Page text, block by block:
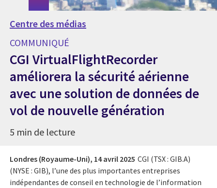
Centre des médias
COMMUNIQUÉ
CGI VirtualFlightRecorder
améliorera la sécurité aérienne
avec une solution de données de
vol de nouvelle génération
5 min de lecture
Londres (Royaume-Uni), 14 avril 2025 CGI (TSX : GIB.A)
(NYSE : GIB), l’une des plus importantes entreprises
indépendantes de conseil en technologie de l’information